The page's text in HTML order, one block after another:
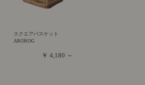
スクエアバスケット
AROROG
￥ 4,180 ～